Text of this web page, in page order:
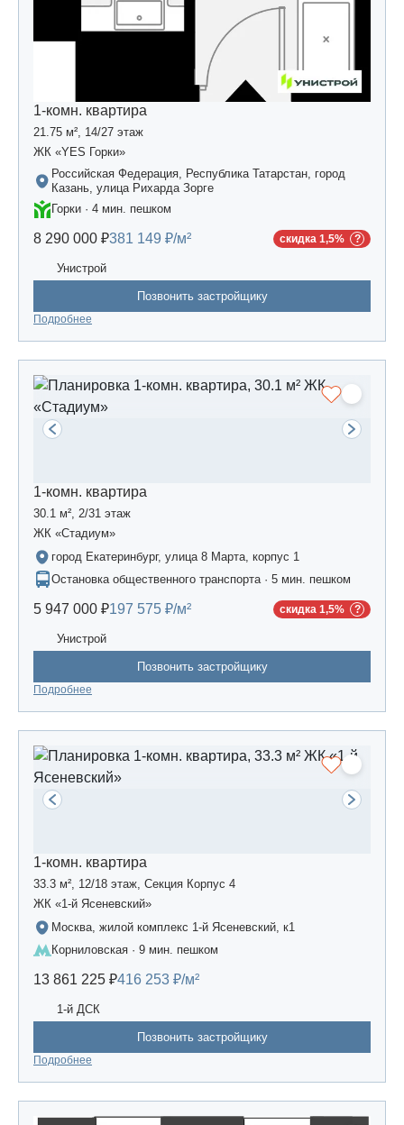
1-комн. квартира
21.75 м², 14/27 этаж
ЖК «YES Горки»
Российская Федерация, Республика Татарстан, город
Казань, улица Рихарда Зорге
Горки · 4 мин. пешком
8 290 000 ₽381 149 ₽/м² скидка 1,5%
Унистрой
Позвонить застройщику
Подробнее
1-комн. квартира
30.1 м², 2/31 этаж
ЖК «Стадиум»
город Екатеринбург, улица 8 Марта, корпус 1
Остановка общественного транспорта · 5 мин. пешком
5 947 000 ₽197 575 ₽/м² скидка 1,5%
Унистрой
Позвонить застройщику
Подробнее
1-комн. квартира
33.3 м², 12/18 этаж, Секция Корпус 4
ЖК «1-й Ясеневский»
Москва, жилой комплекс 1-й Ясеневский, к1
Корниловская · 9 мин. пешком
13 861 225 ₽416 253 ₽/м²
1-й ДСК
Позвонить застройщику
Подробнее